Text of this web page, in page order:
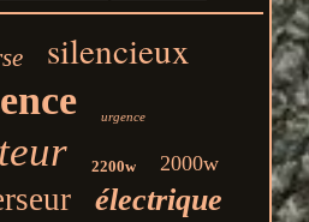
silencieux
urgence
2200w 2000w
électrique